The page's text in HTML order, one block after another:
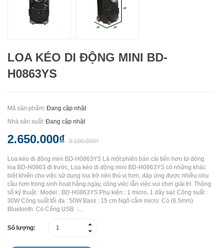
LOA KÉO DI ĐỘNG MINI BD-
H0863YS
Mã sản phẩm: Đang cập nhật
Nhà sản xuất: Đang cập nhật
2.650.000₫ 3.100.000₫
Loa kéo di động mini BD-H0863YS Là một phiên bản cải tiến hơn từ dòng
loa BD-H0863 đi trước, Loa kéo di động mini BD-H0863YS có những khác
biệt khiến cho việc sử dụng loa trở nên thú vị hơn, đáp ứng được nhiều nhu
cầu hơn trong sinh hoạt hằng ngày, công việc lẫn việc vui chơi giải trí. Thông
số kỹ thuật : Model : BD-H0863YS Phụ kiện : 1 micro, 1 dây sạc Công suất :
30W Công suất tối đa : 50W Bass : 15 cm Ngõ cắm micro: Có (6.5mm)
Bluetooth: Có Cổng USB :...
Số lượng: